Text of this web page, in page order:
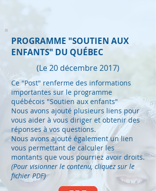
PROGRAMME "SOUTIEN AUX
ENFANTS" DU QUÉBEC
(Le 20 décembre 2017)
Ce "Post" renferme des informations
importantes sur le programme
québécois "Soutien aux enfants"
Nous avons ajouté plusieurs liens pour
vous aider à vous diriger et obtenir des
réponses à vos questions.
Nous avons ajouté également un lien
vous permettant de calculer les
montants que vous pourriez avoir droits.
(Pour visionner le contenu, cliquez sur le
fichier PDF)